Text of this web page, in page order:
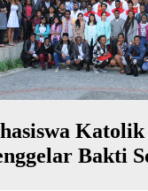
Katolik
Bakti